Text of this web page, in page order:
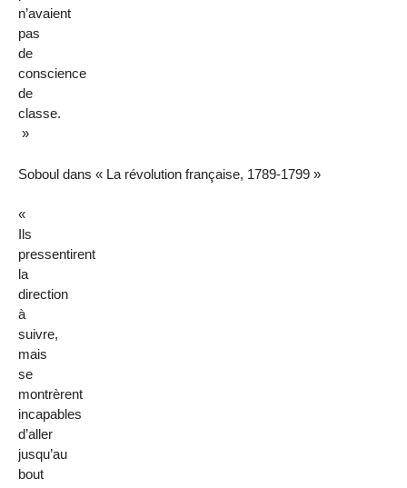
n’avaient
pas
de
conscience
de
classe.
»
Soboul dans « La révolution française, 1789-1799 »
«
Ils
pressentirent
la
direction
à
suivre,
mais
se
montrèrent
incapables
d’aller
jusqu’au
bout